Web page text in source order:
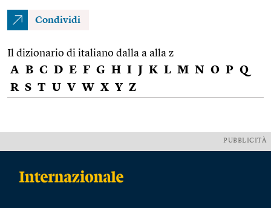
Condividi
Il dizionario di italiano dalla a alla z
A B C D E F G H I J K L M N O P Q
R S T U V W X Y Z
PUBBLICITÀ